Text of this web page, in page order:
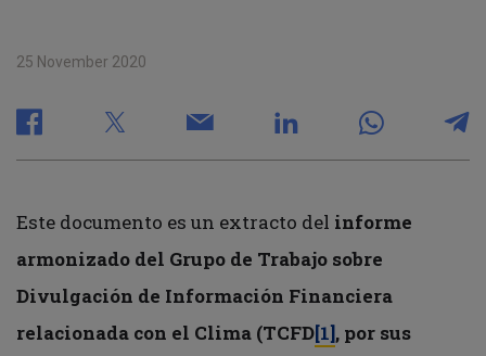
25 November 2020
Este documento es un extracto del informe
armonizado del Grupo de Trabajo sobre
Divulgación de Información Financiera
relacionada con el Clima (TCFD[1], por sus